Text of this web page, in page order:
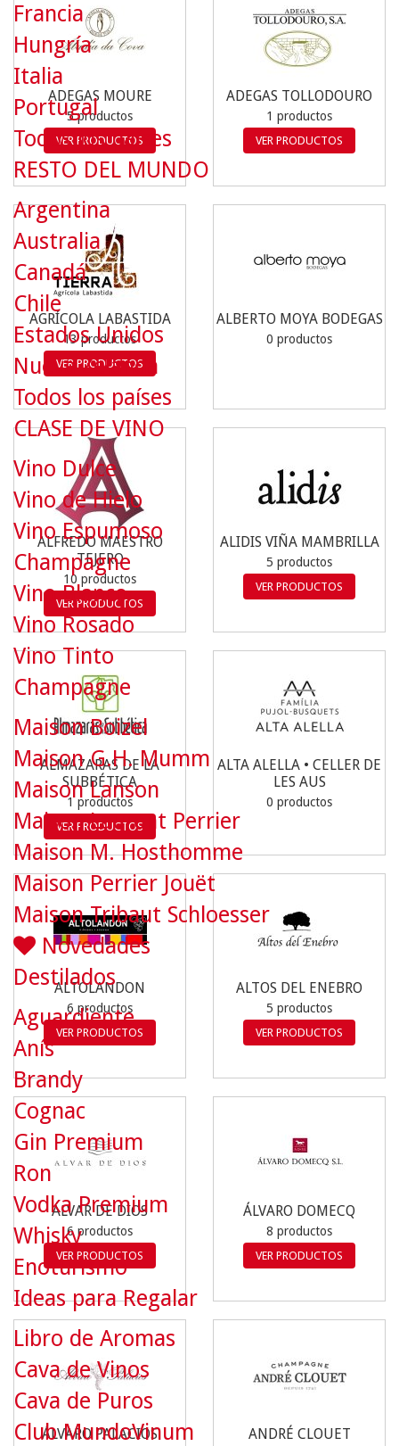
ADEGAS MOURE
5 productos
VER PRODUCTOS
ADEGAS TOLLODOURO
1 productos
VER PRODUCTOS
AGRÍCOLA LABASTIDA
13 productos
VER PRODUCTOS
ALBERTO MOYA BODEGAS
0 productos
ALFREDO MAESTRO
TEJERO
10 productos
VER PRODUCTOS
ALIDIS VIÑA MAMBRILLA
5 productos
VER PRODUCTOS
ALMAZARAS DE LA
SUBBÉTICA
1 productos
VER PRODUCTOS
ALTA ALELLA • CELLER DE
LES AUS
0 productos
ALTOLANDON
6 productos
VER PRODUCTOS
ALTOS DEL ENEBRO
5 productos
VER PRODUCTOS
ÁLVAR DE DIOS
6 productos
VER PRODUCTOS
ÁLVARO DOMECQ
8 productos
VER PRODUCTOS
ÁLVARO PALACIOS ANDRÉ CLOUET
Francia
Hungría
Italia
Portugal
Todos los países
RESTO DEL MUNDO
Argentina
Australia
Canadá
Chile
Estados Unidos
Nueva Zelanda
Todos los países
CLASE DE VINO
Vino Dulce
Vino de Hielo
Vino Espumoso
Champagne
Vino Blanco
Vino Rosado
Vino Tinto
Champagne
Maison Boizel
Maison G.H. Mumm
Maison Lanson
Maison Laurent Perrier
Maison M. Hosthomme
Maison Perrier Jouët
Maison Tribaut Schloesser
Novedades
Destilados
Aguardiente
Anís
Brandy
Cognac
Gin Premium
Ron
Vodka Premium
Whisky
Enoturismo
Ideas para Regalar
Libro de Aromas
Cava de Vinos
Cava de Puros
Club MundoVinum